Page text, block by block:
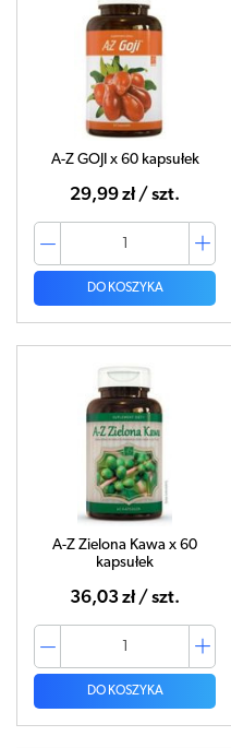
A-Z GOJI x 60 kapsułek
29,99 zł / szt.
DO KOSZYKA
A-Z Zielona Kawa x 60
kapsułek
36,03 zł / szt.
DO KOSZYKA